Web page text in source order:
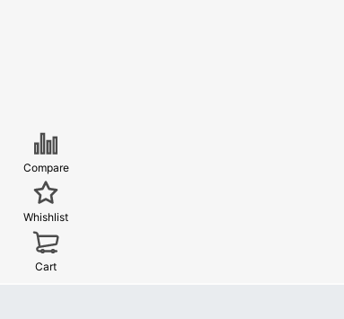
Compare
Whishlist
Cart